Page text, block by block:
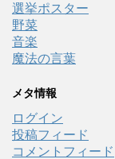
選挙ポスター
野菜
音楽
魔法の言葉
メタ情報
ログイン
投稿フィード
コメントフィード